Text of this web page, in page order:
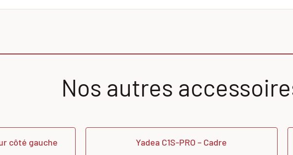
Nos autres
côté gauche Yadea C1S-PRO – Cadre